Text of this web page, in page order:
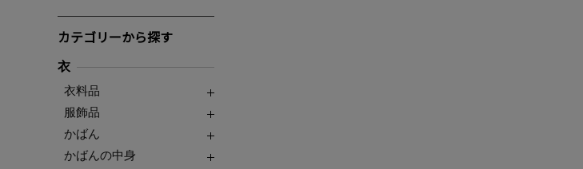
カテゴリーから探す
衣
衣料品
服飾品
かばん
かばんの中身